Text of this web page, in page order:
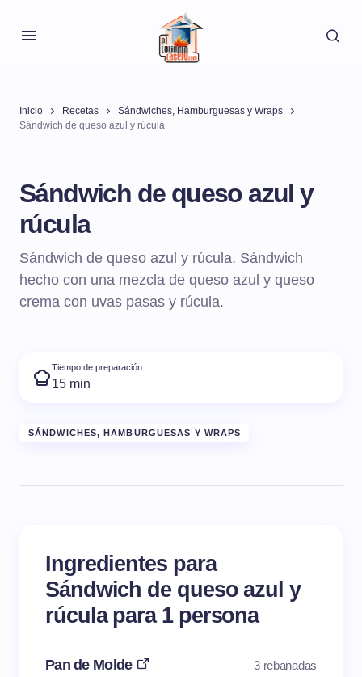
Inicio Recetas
Sándwiches, Hamburguesas y Wraps
Sándwich de queso azul y rúcula
Sándwich de queso azul y
rúcula
Sándwich de queso azul y rúcula. Sándwich
hecho con una mezcla de queso azul y queso
crema con uvas pasas y rúcula.
Tiempo de preparación
15 min
SÁNDWICHES, HAMBURGUESAS Y WRAPS
Ingredientes para
Sándwich de queso azul y
rúcula para 1 persona
Pan de Molde 3 rebanadas